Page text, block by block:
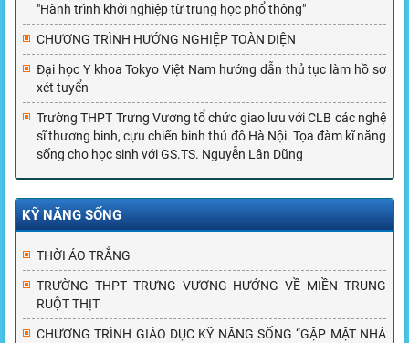
"Hành trình khởi nghiệp từ trung học phổ thông"
CHƯƠNG TRÌNH HƯỚNG NGHIỆP TOÀN DIỆN
Đại học Y khoa Tokyo Việt Nam hướng dẫn thủ tục làm hồ sơ
xét tuyển
Trường THPT Trưng Vương tổ chức giao lưu với CLB các nghệ
sĩ thương binh, cựu chiến binh thủ đô Hà Nội. Tọa đàm kĩ năng
sống cho học sinh với GS.TS. Nguyễn Lân Dũng
KỸ NĂNG SỐNG
THỜI ÁO TRẮNG
TRƯỜNG THPT TRƯNG VƯƠNG HƯỚNG VỀ MIỀN TRUNG
RUỘT THỊT
CHƯƠNG TRÌNH GIÁO DỤC KỸ NĂNG SỐNG “GẶP MẶT NHÀ